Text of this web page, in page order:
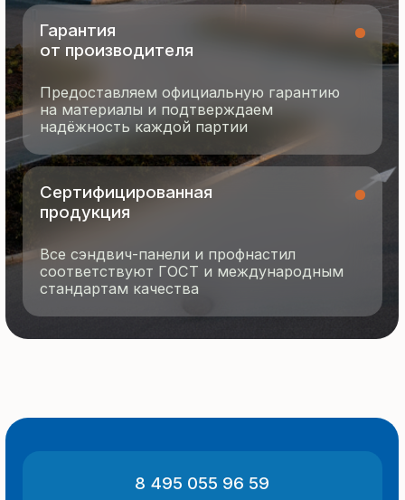
Контакты
Документация
Новости
Технология производства
О компании
Портфолио
Продукция
Разработка сайта
Политика конфиденциальности
пн-пт с 9:00 до 17:00
характер и не являются публичной
г. Москва, ул. Русинская Роща, д. 55
© 2025 Все права защищены